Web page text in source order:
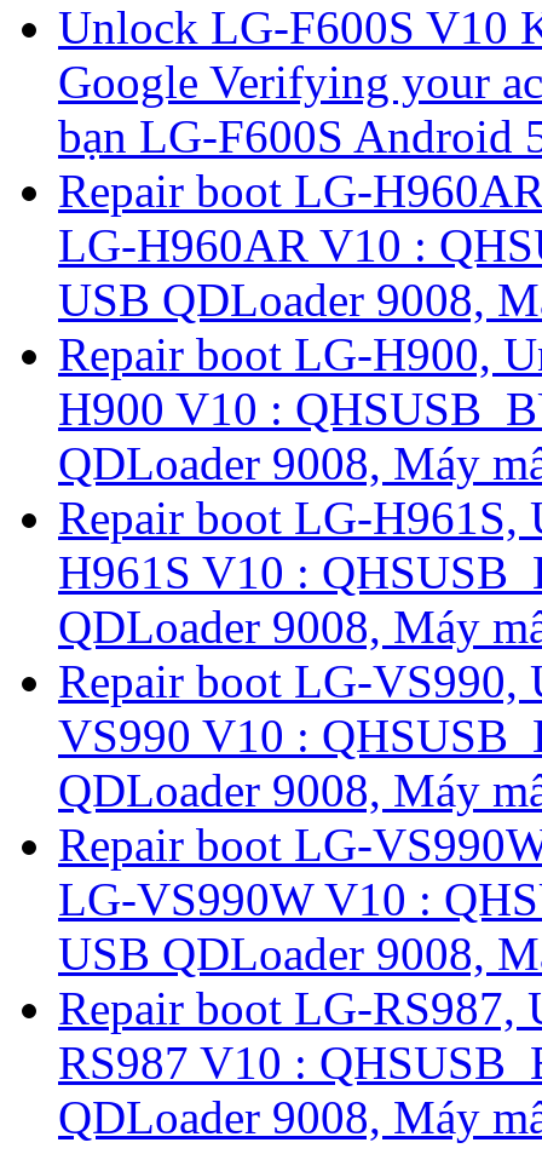
Unlock LG-F600S V10
Google Verifying your
bạn LG-F600S Android
Repair boot LG-
LG-H960AR V10 :
USB QDLoader 9008,
Repair boot LG-H900,
H900 V10 :
QDLoader 9008, Máy
Repair boot LG-
H961S V10 :
QDLoader 9008, Máy
Repair boot LG-
VS990 V10 :
QDLoader 9008, Máy
Repair boot LG-
LG-VS990W V10 :
USB QDLoader 9008,
Repair boot LG-
RS987 V10 :
QDLoader 9008, Máy